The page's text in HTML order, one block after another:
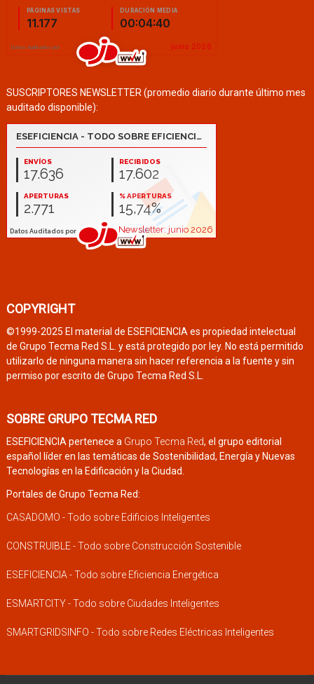
SUSCRIPTORES NEWSLETTER (promedio diario durante último mes
auditado disponible):
COPYRIGHT
©1999-2025 El material de ESEFICIENCIA es propiedad intelectual
de Grupo Tecma Red S.L. y está protegido por ley. No está permitido
utilizarlo de ninguna manera sin hacer referencia a la fuente y sin
permiso por escrito de Grupo Tecma Red S.L.
SOBRE GRUPO TECMA RED
ESEFICIENCIA pertenece a Grupo Tecma Red, el grupo editorial
español líder en las temáticas de Sostenibilidad, Energía y Nuevas
Tecnologías en la Edificación y la Ciudad.
Portales de Grupo Tecma Red:
CASADOMO - Todo sobre Edificios Inteligentes
CONSTRUIBLE - Todo sobre Construcción Sostenible
ESEFICIENCIA - Todo sobre Eficiencia Energética
ESMARTCITY - Todo sobre Ciudades Inteligentes
SMARTGRIDSINFO - Todo sobre Redes Eléctricas Inteligentes